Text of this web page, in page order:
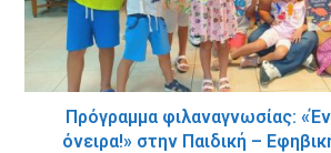
Πρόγραμμα φιλαναγνωσίας:
όνειρα!» στην Παιδική –